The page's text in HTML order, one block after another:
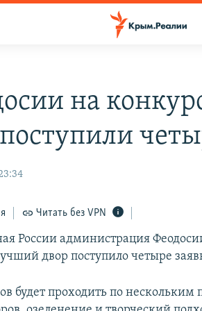
на
Читать без VPN
России администрация
двор поступило четыре
будет проходить по нескольким